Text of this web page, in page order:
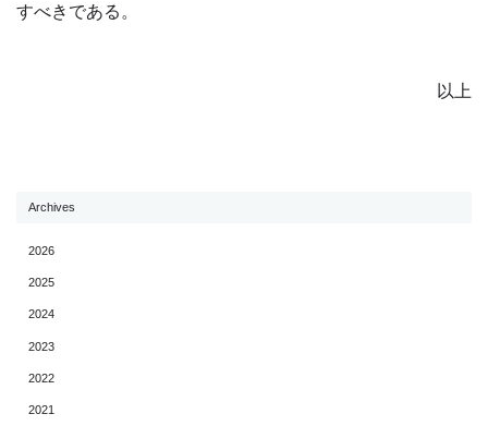
すべきである。
以上
Archives
2026
2025
2024
2023
2022
2021